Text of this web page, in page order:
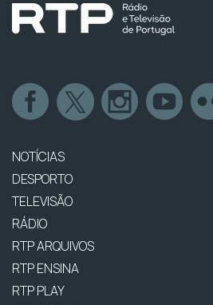
NOTÍCIAS
DESPORTO
TELEVISÃO
RÁDIO
RTP ARQUIVOS
RTP ENSINA
RTP PLAY